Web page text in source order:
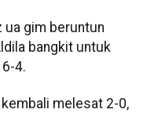
gim beruntun
bangkit untuk
4.
melesat 2-0,